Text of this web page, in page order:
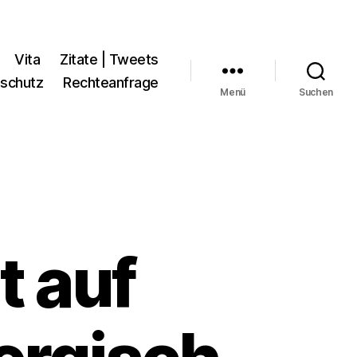
Vita
Zitate | Tweets
Rechteanfrage
Menü Suchen
auf